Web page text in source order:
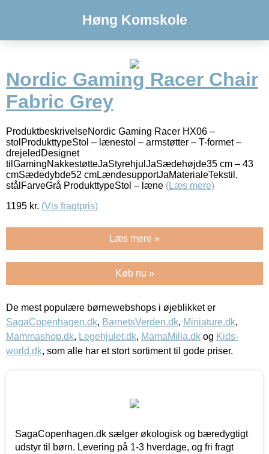
Høng Komskole
Nordic Gaming Racer Chair
Fabric Grey
ProduktbeskrivelseNordic Gaming Racer HX06 –
stolProdukttypeStol – lænestol – armstøtter – T-formet –
drejeledDesignet
tilGamingNakkestøtteJaStyrehjulJaSædehøjde35 cm – 43
cmSædedybde52 cmLændesupportJaMaterialeTekstil,
stålFarveGrå ProdukttypeStol – læne (Læs mere)
1195 kr. (Vis fragtpris)
Læs mere »
Køb nu »
De mest populære børnewebshops i øjeblikket er
SagaCopenhagen.dk, BarnetsVerden.dk, Miniature.dk,
Mammashop.dk, Legehjulet.dk, MamaMilla.dk og Kids-
world.dk, som alle har et stort sortiment til gode priser.
SagaCopenhagen.dk sælger økologisk og bæredygtigt
udstyr til børn. Levering på 1-3 hverdage, og fri fragt